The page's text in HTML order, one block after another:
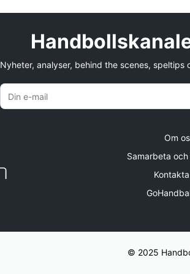
Nyheter, analyser, behind the scenes,
Om
Samarbeta
© 2025